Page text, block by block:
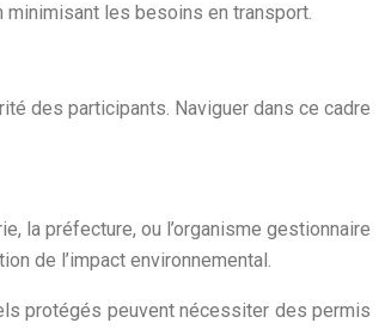
minimisant les besoins en transport.
des participants. Naviguer dans ce cadre
la préfecture, ou l’organisme gestionnaire
de l’impact environnemental.
protégés peuvent nécessiter des permis